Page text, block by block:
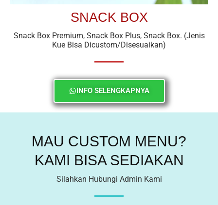
SNACK BOX
Snack Box Premium, Snack Box Plus, Snack Box. (Jenis
Kue Bisa Dicustom/Disesuaikan)
INFO SELENGKAPNYA
MAU CUSTOM MENU?
KAMI BISA SEDIAKAN
Silahkan Hubungi Admin Kami